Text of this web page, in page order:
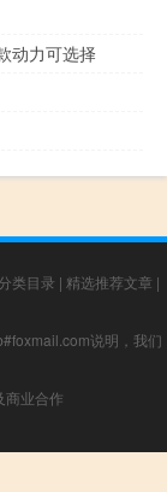
动力可选择
类目录 | 精选推荐文章 |
说明，我们
商业合作